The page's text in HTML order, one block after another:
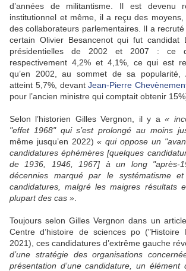
d’années de militantisme. Il est devenu
institutionnel et même, il a reçu des moyens,
des collaborateurs parlementaires. Il a
certain Olivier Besancenot qui fut candidat
présidentielles de 2002 et 2007 : ce
respectivement 4,2% et 4,1%, ce qui est
qu’en 2002, au sommet de sa popularité,
atteint 5,7%, devantJean-Pierre
pour l’ancien ministre qui comptait obtenir
Selon l’historien Gilles Vergnon, il y a«
"effet 1968" qui s’est prolongé au moins
même jusqu’en 2022)« qui oppose un
candidatures éphémères [quelques
de 1936, 1946, 1967] à un long "après-
décennies marqué par le systématisme
candidatures, malgré les maigres résultats
plupart des cas »
Toujours selon Gilles Vergnon dans un
Centre d’histoire de sciences po ("Histoire
2021), ces candidatures d’extrême gauche
d’une stratégie des organisations
présentation d’une candidature, un élément